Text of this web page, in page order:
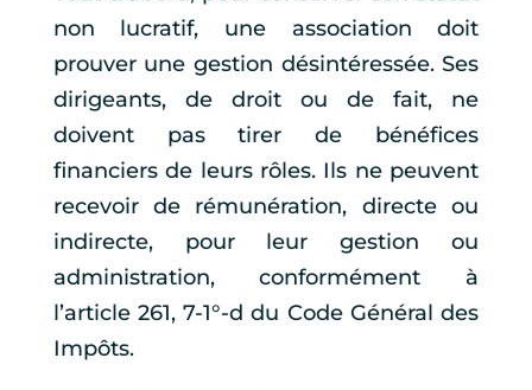
non lucratif, une association doit
prouver une gestion désintéressée. Ses
dirigeants, de droit ou de fait, ne
doivent pas tirer de bénéfices
financiers de leurs rôles. Ils ne peuvent
recevoir de rémunération, directe ou
indirecte, pour leur gestion ou
administration, conformément à
l’article 261, 7-1°-d du Code Général des
Impôts.